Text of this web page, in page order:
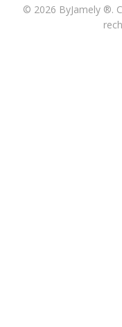
© 2026 ByJamely ®.